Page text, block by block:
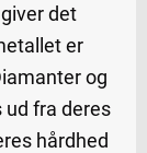
det
er
og
fra deres
hårdhed